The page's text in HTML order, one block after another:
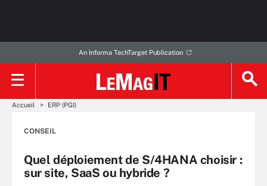
An Informa TechTarget Publication
Accueil ERP (PGI)
CONSEIL
Quel déploiement de S/4HANA choisir :
sur site, SaaS ou hybride ?